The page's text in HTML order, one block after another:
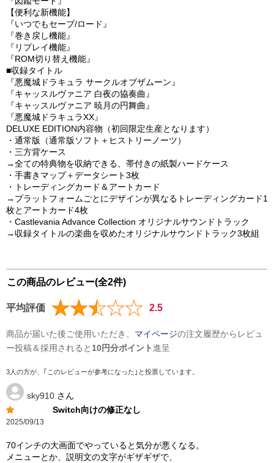
【便利な新機能】
『いつでもセーブ/ロード』
『巻き戻し機能』
『リプレイ機能』
『ROM切り替え機能』
■収録タイトル
『悪魔城ドラキュラ サークルオブザムーン』
『キャッスルヴァニア 白夜の協奏曲』
『キャッスルヴァニア 暁月の円舞曲』
『悪魔城ドラキュラXX』
DELUXE EDITION内容物（初回限定生産となります）
・通常版（通常版ソフト＋ヒストリーノーツ）
・三方背ケース
→全ての特典物を収納できる、帯付きの紙製ハードケース
・手書きマップ＋データシート3枚
・トレーディングカード＆アートカード
→プラットフォームごとにデザインが異なるトレーディングカード1
枚とアートカード4枚
・Castlevania Advance Collection オリジナルサウンドトラック
→収録タイトルの楽曲を収めたオリジナルサウンドトラック3枚組
この商品のレビュー(全2件)
平均評価 2.5
商品が届いた後ご使用いただき、 マイページの注文履歴からレビュ
ー投稿＆採用されると 10円分ポイント進呈
3人の方が、｢このレビューが参考になった｣と投票しています。
sky910 さん
Switch向けの修正なし
2025/09/13
70インチの大画面でやっていると気分が悪くなる。
メニューとか、説明文の文字がギザギザで、